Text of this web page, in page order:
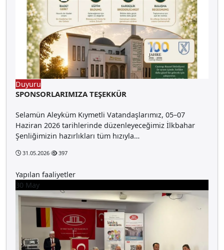
Duyuru
SPONSORLARIMIZA TEŞEKKÜR
Selamün Aleyküm Kıymetli Vatandaşlarımız, 05–07
Haziran 2026 tarihlerinde düzenleyeceğimiz İlkbahar
Şenliğimizin hazırlıkları tüm hızıyla…
31.05.2026 397
Yapılan faaliyetler
30 May